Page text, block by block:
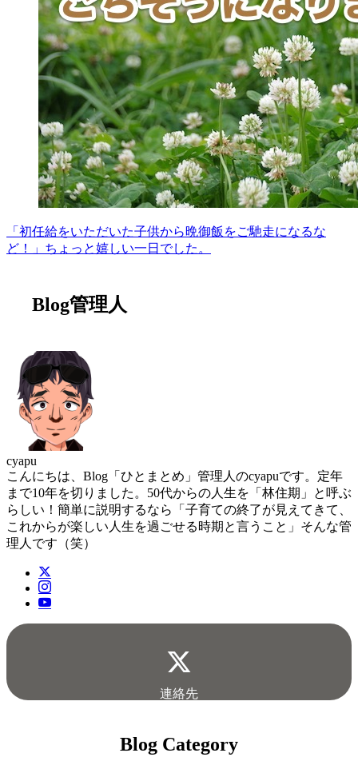
「初任給をいただいた子供から晩御飯をご馳走になるな
ど！」ちょっと嬉しい一日でした。
Blog管理人
cyapu
こんにちは、Blog「ひとまとめ」管理人のcyapuです。定年
まで10年を切りました。50代からの人生を「林住期」と呼ぶ
らしい！簡単に説明するなら「子育ての終了が見えてきて、
これからが楽しい人生を過ごせる時期と言うこと」そんな管
理人です（笑）
連絡先
Blog Category